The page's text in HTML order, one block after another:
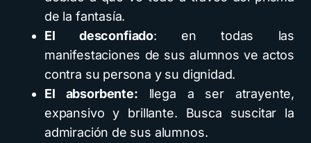
de la fantasía.
El desconfiado: en todas las
manifestaciones de sus alumnos ve actos
contra su persona y su dignidad.
El absorbente: llega a ser atrayente,
expansivo y brillante. Busca suscitar la
admiración de sus alumnos.